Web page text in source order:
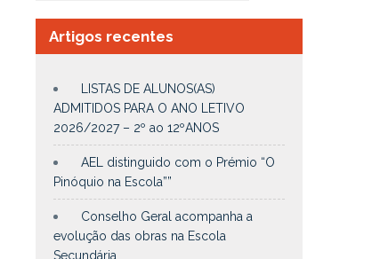
Artigos recentes
LISTAS DE ALUNOS(AS)
ADMITIDOS PARA O ANO LETIVO
2026/2027 – 2º ao 12ºANOS
AEL distinguido com o Prémio “O
Pinóquio na Escola””
Conselho Geral acompanha a
evolução das obras na Escola
Secundária